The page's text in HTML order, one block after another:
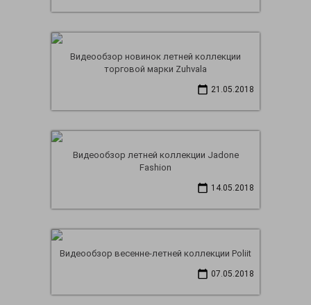
Видеообзор новинок летней коллекции
торговой марки Zuhvala
21.05.2018
Видеообзор летней коллекции Jadone
Fashion
14.05.2018
Видеообзор весенне-летней коллекции Poliit
07.05.2018